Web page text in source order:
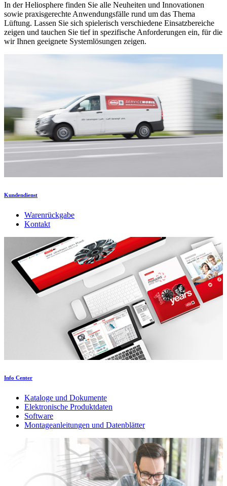
In der Heliosphere finden Sie alle Neuheiten und Innovationen
sowie praxisgerechte Anwendungsfälle rund um das Thema
Lüftung. Lassen Sie sich spielerisch verschiedene Einsatzbereiche
zeigen und tauchen Sie tief in spezifische Anforderungen ein, für die
wir Ihnen geeignete Systemlösungen zeigen.
Kundendienst
Warenrückgabe
Kontakt
Info Center
Kataloge und Dokumente
Elektronische Produktdaten
Software
Montageanleitungen und Datenblätter